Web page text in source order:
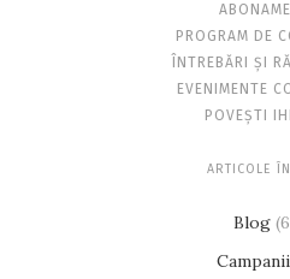
PROGRAM DE
ÎNTREBĂRI ȘI
EVENIMENTE
POVEȘTI
ARTICOLE
Blog
Campanii